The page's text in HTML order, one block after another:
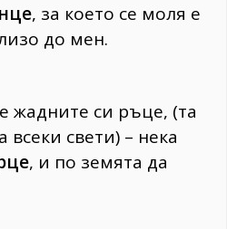
, за което се моля е
до мен.
жадните си ръце, (та
свети) – нека
, и по земята да